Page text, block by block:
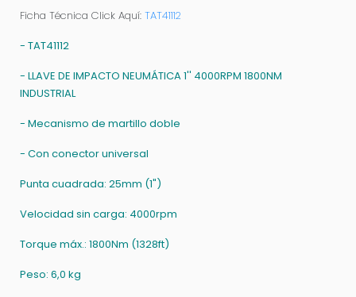
TAT41112
cantidad
Ficha Técnica Click Aquí: TAT41112
- TAT41112
- LLAVE DE IMPACTO NEUMÁTICA 1'' 4000RPM 1800NM
INDUSTRIAL
- Mecanismo de martillo doble
- Con conector universal
Punta cuadrada: 25mm (1")
Velocidad sin carga: 4000rpm
Torque máx.: 1800Nm (1328ft)
Peso: 6,0 kg